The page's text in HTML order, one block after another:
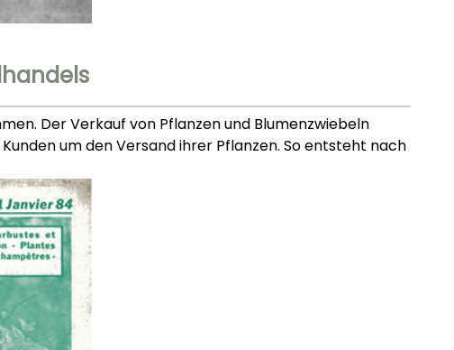
Der Verkauf von Pflanzen und Blumenzwiebeln
um den Versand ihrer Pflanzen. So entsteht nach